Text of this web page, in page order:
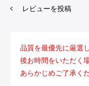
レビューを投稿
品質を最優先に厳選
後お時間をいただく
あらかじめご了承く